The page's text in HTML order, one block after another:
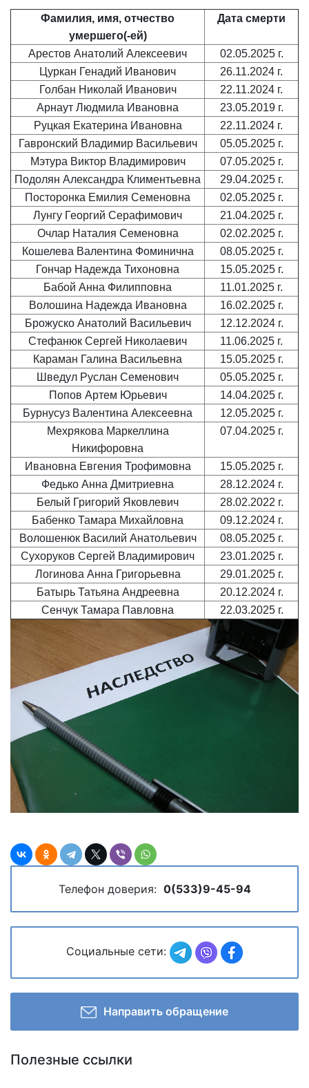
Фамилия, имя, отчество
умершего(-ей)
Дата смерти
Арестов Анатолий Алексеевич
02.05.2025 г.
Цуркан Генадий Иванович
26.11.2024 г.
Голбан Николай Иванович
22.11.2024 г.
Арнаут Людмила Ивановна
23.05.2019 г.
Руцкая Екатерина Ивановна
22.11.2024 г.
Гавронский Владимир Васильевич
05.05.2025 г.
Мэтура Виктор Владимирович
07.05.2025 г.
Подолян Александра Климентьевна
29.04.2025 г.
Посторонка Емилия Семеновна
02.05.2025 г.
Лунгу Георгий Серафимович
21.04.2025 г.
Очлар Наталия Семеновна
02.02.2025 г.
Кошелева Валентина Фоминична
08.05.2025 г.
Гончар Надежда Тихоновна
15.05.2025 г.
Бабой Анна Филипповна
11.01.2025 г.
Волошина Надежда Ивановна
16.02.2025 г.
Брожуско Анатолий Васильевич
12.12.2024 г.
Стефанюк Сергей Николаевич
11.06.2025 г.
Караман Галина Васильевна
15.05.2025 г.
Шведул Руслан Семенович
05.05.2025 г.
Попов Артем Юрьевич
14.04.2025 г.
Бурнусуз Валентина Алексеевна
12.05.2025 г.
Мехрякова Маркеллина
Никифоровна
07.04.2025 г.
Ивановна Евгения Трофимовна
15.05.2025 г.
Федько Анна Дмитриевна
28.12.2024 г.
Белый Григорий Яковлевич
28.02.2022 г.
Бабенко Тамара Михайловна
09.12.2024 г.
Волошенюк Василий Анатольевич
08.05.2025 г.
Сухоруков Сергей Владимирович
23.01.2025 г.
Логинова Анна Григорьевна
29.01.2025 г.
Батырь Татьяна Андреевна
20.12.2024 г.
Сенчук Тамара Павловна
22.03.2025 г.
Телефон доверия: 0(533)9-45-94
Социальные сети:
Направить обращение
Полезные ссылки